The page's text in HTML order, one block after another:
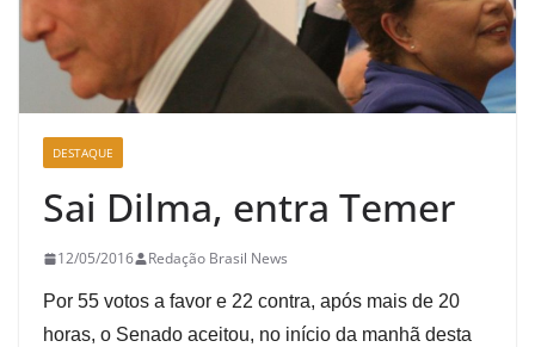
DESTAQUE
Sai Dilma, entra Temer
12/05/2016 Redação Brasil News
Por 55 votos a favor e 22 contra, após mais de 20
horas, o Senado aceitou, no início da manhã desta